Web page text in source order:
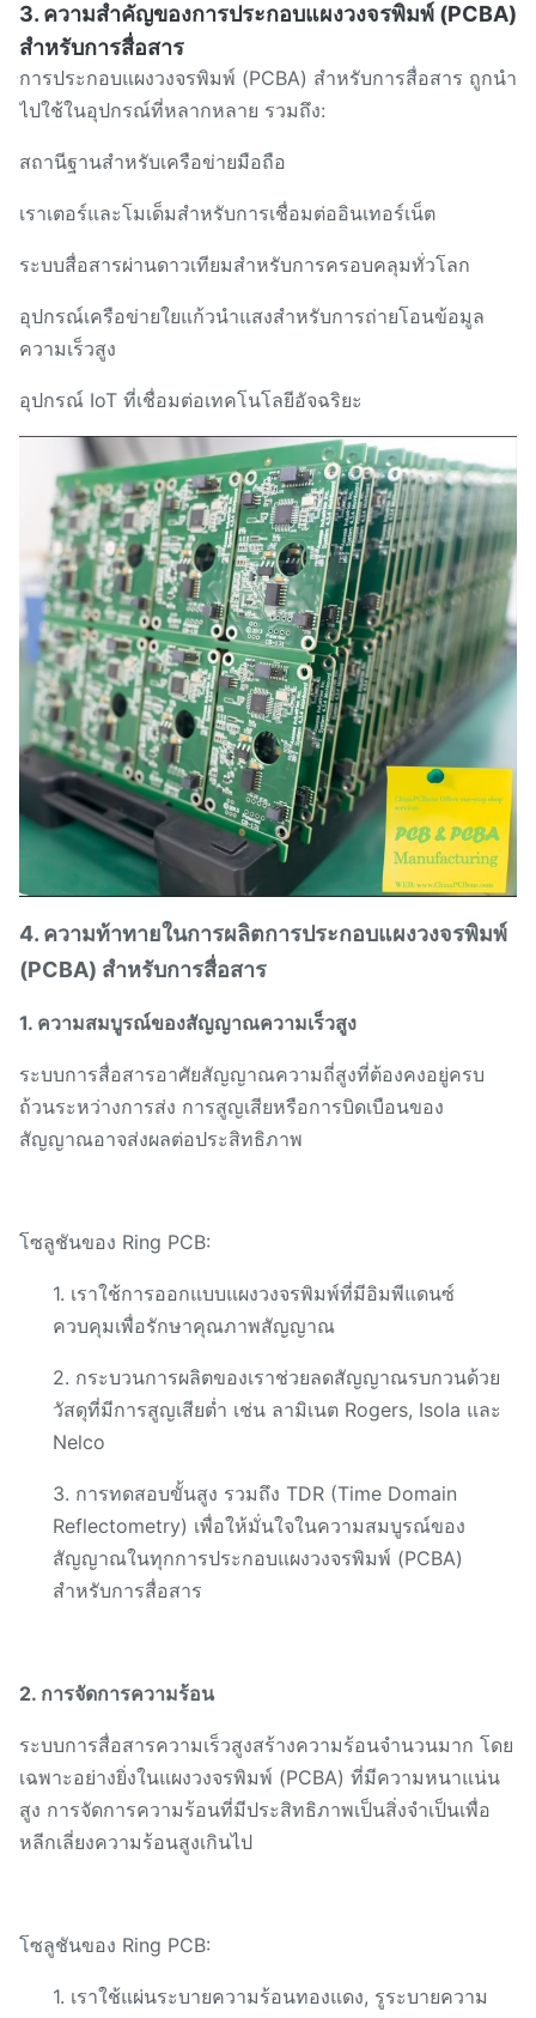
3. ความสำคัญของการประกอบแผงวงจรพิมพ์ (PCBA)
สำหรับการสื่อสาร
การประกอบแผงวงจรพิมพ์ (PCBA) สำหรับการสื่อสาร ถูกนำ
ไปใช้ในอุปกรณ์ที่หลากหลาย รวมถึง:
สถานีฐานสำหรับเครือข่ายมือถือ
เราเตอร์และโมเด็มสำหรับการเชื่อมต่ออินเทอร์เน็ต
ระบบสื่อสารผ่านดาวเทียมสำหรับการครอบคลุมทั่วโลก
อุปกรณ์เครือข่ายใยแก้วนำแสงสำหรับการถ่ายโอนข้อมูล
ความเร็วสูง
อุปกรณ์ IoT ที่เชื่อมต่อเทคโนโลยีอัจฉริยะ
4. ความท้าทายในการผลิตการประกอบแผงวงจรพิมพ์
(PCBA) สำหรับการสื่อสาร
1. ความสมบูรณ์ของสัญญาณความเร็วสูง
ระบบการสื่อสารอาศัยสัญญาณความถี่สูงที่ต้องคงอยู่ครบ
ถ้วนระหว่างการส่ง การสูญเสียหรือการบิดเบือนของ
สัญญาณอาจส่งผลต่อประสิทธิภาพ
โซลูชันของ Ring PCB:
1. เราใช้การออกแบบแผงวงจรพิมพ์ที่มีอิมพีแดนซ์
ควบคุมเพื่อรักษาคุณภาพสัญญาณ
2. กระบวนการผลิตของเราช่วยลดสัญญาณรบกวนด้วย
วัสดุที่มีการสูญเสียต่ำ เช่น ลามิเนต Rogers, Isola และ
Nelco
3. การทดสอบขั้นสูง รวมถึง TDR (Time Domain
Reflectometry) เพื่อให้มั่นใจในความสมบูรณ์ของ
สัญญาณในทุกการประกอบแผงวงจรพิมพ์ (PCBA)
สำหรับการสื่อสาร
2. การจัดการความร้อน
ระบบการสื่อสารความเร็วสูงสร้างความร้อนจำนวนมาก โดย
เฉพาะอย่างยิ่งในแผงวงจรพิมพ์ (PCBA) ที่มีความหนาแน่น
สูง การจัดการความร้อนที่มีประสิทธิภาพเป็นสิ่งจำเป็นเพื่อ
หลีกเลี่ยงความร้อนสูงเกินไป
โซลูชันของ Ring PCB:
1. เราใช้แผ่นระบายความร้อนทองแดง, รูระบายความ